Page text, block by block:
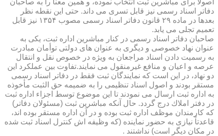
اصولاً برای مباشرین ثبت انتخاب نموده، و همین معنا را به صاحبان
دفاتر اسناد رسمی نیز قابل تسری می داند. حتی این نقطه نظر
بعدها در ماده ۲۹ قانون دفاتر اسناد رسمی مصوب ۱۳۵۴ نیز قابل
تعمیم تجلی می یابد.
صاحبان دفاتر اسناد رسمی در كنار مباشرین اداره ثبت، یكی به
عنوان نهاد خصوصی و دیگری به عنوان های دولتی توأمان مبادرت
به رسمیت دادن اسناد مراجعان به ویژه در خصوص نقل و انتقال
عرصه و اعیان و منافع غیرمنقول می نمایند.تفاوت بین عملكرد این
دو نهاد، در این است كه نمایندگان ثبت فقط در دفاتر اسناد رسمی
مستقر بودند و اصول اسناد تنظیمی را به ضمیمه حق الثبت مأخوذه
به اداره ثبت ارسال می نمودند تا این موضوع توسط اجزاء اداره ثبت
در دفتر املاك درج گردد. حال آنكه مباشرین ثبت (مسئولان دفاتر)
كه كارمندان موظف اداره ثبت بوده و در آن اداره مستقر بوده اند،
قاعدتاً نیازی به حضور نماینده (كه وظیفه اش كنترل اسناد ثبت شده
در مكان دیگر است) نداشتند .